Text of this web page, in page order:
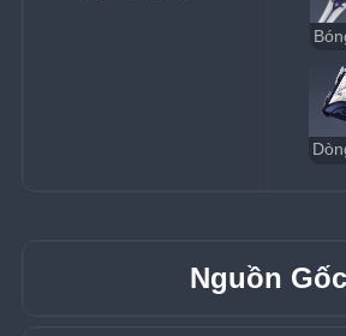
Nguồn Gốc